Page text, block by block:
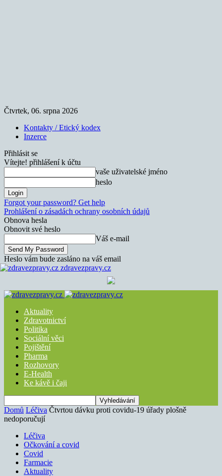
Čtvrtek, 06. srpna 2026
Kontakty / Etický kodex
Inzerce
Přihlásit se
Vítejte! přihlášení k účtu
vaše uživatelské jméno
heslo
Forgot your password? Get help
Prohlášení o zásadách ochrany osobních údajů
Obnova hesla
Obnovit své heslo
Váš e-mail
Heslo vám bude zasláno na váš email
zdravezpravy.cz
Aktuality
Zdravotnictví
Politika
Sociální věci
Pojištění
Pharma
Rozhovory
E-Health
Ke kávě i čaji
Domů Léčiva Čtvrtou dávku proti covidu-19 úřady plošně
nedoporučují
Léčiva
Očkování a covid
Covid
Farmacie
Aktuality